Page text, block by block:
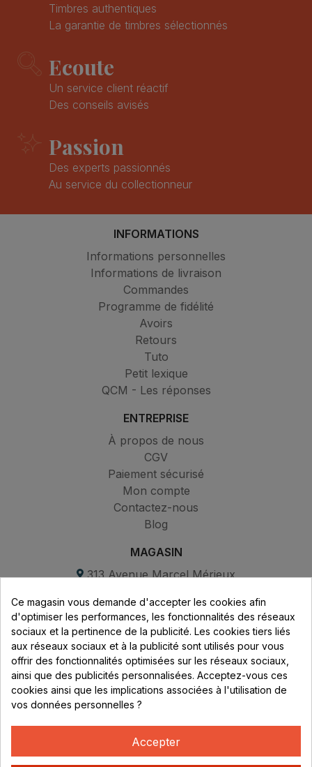
Timbres authentiques
La garantie de timbres sélectionnés
Ecoute
Un service client réactif
Des conseils avisés
Passion
Des experts passionnés
Au service du collectionneur
INFORMATIONS
Informations personnelles
Informations de livraison
Commandes
Programme de fidélité
Avoirs
Retours
Tuto
Petit lexique
QCM - Les réponses
ENTREPRISE
À propos de nous
CGV
Paiement sécurisé
Mon compte
Contactez-nous
Blog
MAGASIN
313 Avenue Marcel Mérieux
69530 Brignais
Lundi au vendredi :
8h - 16h
uniquement sur Rendez-vous
CONTACT
04 78 37 00 68
contact@rhonephilatelie.fr
Ce magasin vous demande d'accepter les cookies afin
d'optimiser les performances, les fonctionnalités des réseaux
sociaux et la pertinence de la publicité. Les cookies tiers liés
aux réseaux sociaux et à la publicité sont utilisés pour vous
offrir des fonctionnalités optimisées sur les réseaux sociaux,
ainsi que des publicités personnalisées. Acceptez-vous ces
cookies ainsi que les implications associées à l'utilisation de
vos données personnelles ?
Accepter